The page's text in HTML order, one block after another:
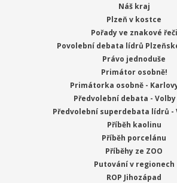
Náš kraj
Plzeň v kostce
Pořady ve znakové řeči
Povolební debata lídrů
Právo jednoduše
Primátor osobně!
Primátorka osobně -
Předvolební debata - Volby
Předvolební superdebata lídrů -
Příběh kaolinu
Příběh porcelánu
Příběhy ze ZOO
Putování v regionech
ROP Jihozápad